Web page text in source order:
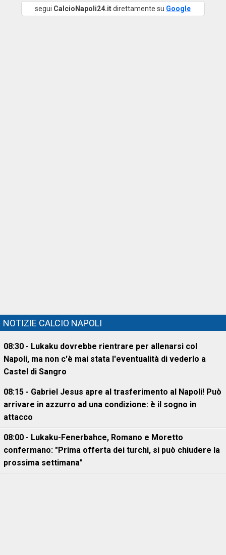
segui CalcioNapoli24.itdirettamente su Google
NOTIZIE CALCIO NAPOLI
08:30 - Lukaku dovrebbe rientrare per allenarsi col
Napoli, ma non c'è mai stata l'eventualità di vederlo a
Castel di Sangro
08:15 - Gabriel Jesus apre al trasferimento al Napoli! Può
arrivare in azzurro ad una condizione: è il sogno in
attacco
08:00 - Lukaku-Fenerbahce, Romano e Moretto
confermano: "Prima offerta dei turchi, si può chiudere la
prossima settimana"